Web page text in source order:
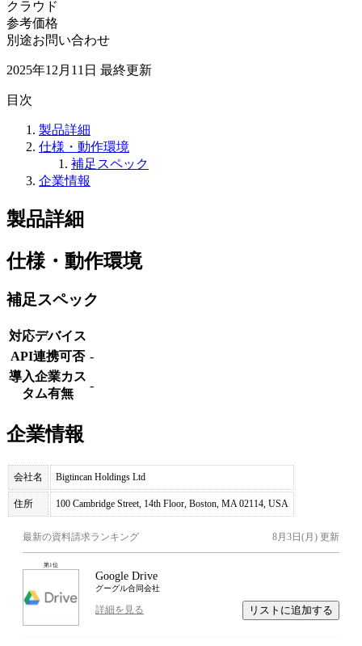
クラウド
参考価格
別途お問い合わせ
2025年12月11日 最終更新
目次
製品詳細
仕様・動作環境
補足スペック
企業情報
製品詳細
仕様・動作環境
補足スペック
対応デバイス
API連携可否 -
導入企業カス
タム有無
-
企業情報
会社名 Bigtincan Holdings Ltd
住所 100 Cambridge Street, 14th Floor, Boston, MA 02114, USA
最新の資料請求ランキング 8月3日(月) 更新
第1位
Google Drive
グーグル合同会社
詳細を見る リストに追加する